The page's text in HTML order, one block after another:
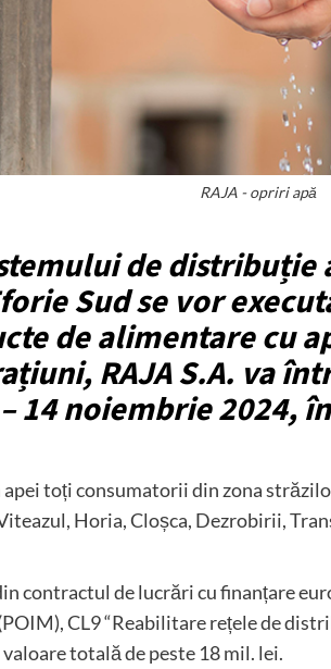
RAJA - opriri apă
de distribuție
Sud se vor
de alimentare cu
RAJA S.A. va
14 noiembrie 2024,
apei toți consumatorii din zona
Horia, Cloșca, Dezrobirii,
contractul de lucrări cu finanțare
CL9 “Reabilitare rețele de
totală de peste 18 mil. lei.